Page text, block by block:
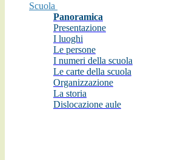
Scuola
Panoramica
Presentazione
I luoghi
Le persone
I numeri della scuola
Le carte della scuola
Organizzazione
La storia
Dislocazione aule